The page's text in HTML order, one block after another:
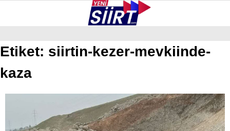
GALERİ
BAYKAN
Etiket: siirtin-kezer-mevkiinde-
kaza